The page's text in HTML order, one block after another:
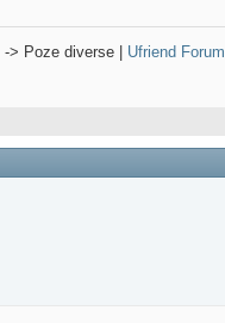
-> Poze diverse | Ufriend Forum